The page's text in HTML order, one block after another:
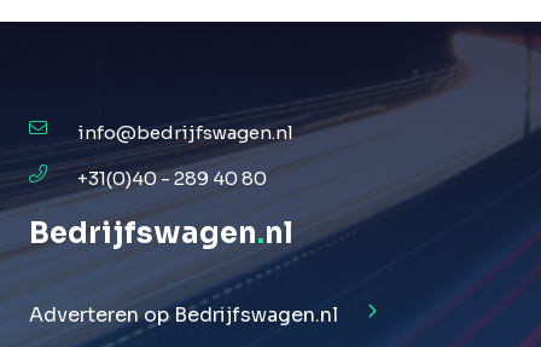
info@bedrijfswagen.nl
+31(0)40 - 289 40 80
Bedrijfswagen.nl
Adverteren op Bedrijfswagen.nl